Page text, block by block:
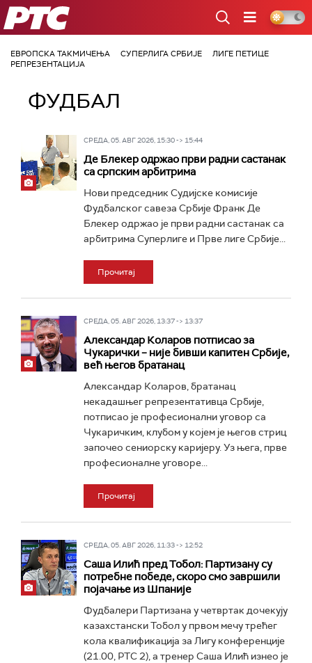
РТС
ЕВРОПСКА ТАКМИЧЕЊА СУПЕРЛИГА СРБИЈЕ
ЛИГЕ ПЕТИЦЕ
РЕПРЕЗЕНТАЦИЈА
ФУДБАЛ
СРЕДА, 05. АВГ 2026, 15:30 -> 15:44
Де Блекер одржао први радни састанак
са српским арбитрима
Нови председник Судијске комисије
Фудбалског савеза Србије Франк Де
Блекер одржао је први радни састанак са
арбитрима Суперлиге и Прве лиге Србије...
Прочитај
СРЕДА, 05. АВГ 2026, 13:37 -> 13:37
Александар Коларов потписао за
Чукарички – није бивши капитен Србије,
већ његов братанац
Александар Коларов, братанац
некадашњег репрезентативца Србије,
потписао је професионални уговор са
Чукаричким, клубом у којем је његов стриц
започео сениорску каријеру. Уз њега, прве
професионалне уговоре...
Прочитај
СРЕДА, 05. АВГ 2026, 11:33 -> 12:52
Саша Илић пред Тобол: Партизану су
потребне победе, скоро смо завршили
појачање из Шпаније
Фудбалери Партизана у четвртак дочекују
казахстански Тобол у првом мечу трећег
кола квалификација за Лигу конференције
(21.00, РТС 2), а тренер Саша Илић изнео је